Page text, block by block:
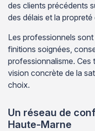
des clients précédents
des délais et la propreté
Les professionnels
finitions soignées,
professionnalisme.
vision concrète de la
choix.
Un réseau de
Haute-Marne